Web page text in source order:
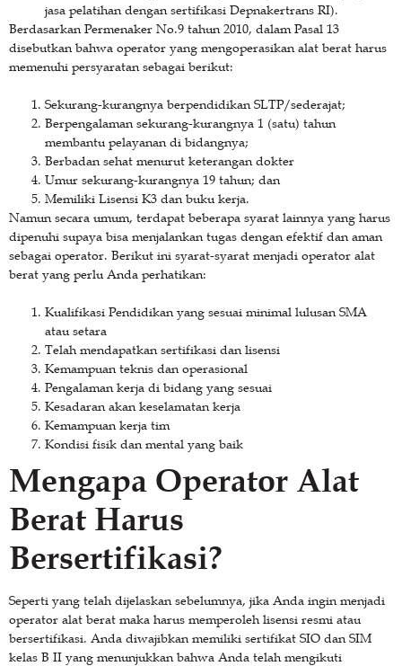
jasa pelatihan dengan sertifikasi Depnakertrans RI).
Berdasarkan Permenaker No.9 tahun 2010, dalam Pasal 13
disebutkan bahwa operator yang mengoperasikan alat berat harus
memenuhi persyaratan sebagai berikut:
Sekurang-kurangnya berpendidikan SLTP/sederajat;
Berpengalaman sekurang-kurangnya 1 (satu) tahun
membantu pelayanan di bidangnya;
Berbadan sehat menurut keterangan dokter
Umur sekurang-kurangnya 19 tahun; dan
Memiliki Lisensi K3 dan buku kerja.
Namun secara umum, terdapat beberapa syarat lainnya yang harus
dipenuhi supaya bisa menjalankan tugas dengan efektif dan aman
sebagai operator. Berikut ini syarat-syarat menjadi operator alat
berat yang perlu Anda perhatikan:
Kualifikasi Pendidikan yang sesuai minimal lulusan SMA
atau setara
Telah mendapatkan sertifikasi dan lisensi
Kemampuan teknis dan operasional
Pengalaman kerja di bidang yang sesuai
Kesadaran akan keselamatan kerja
Kemampuan kerja tim
Kondisi fisik dan mental yang baik
Mengapa Operator Alat
Berat Harus
Bersertifikasi?
Seperti yang telah dijelaskan sebelumnya, jika Anda ingin menjadi
operator alat berat maka harus memperoleh lisensi resmi atau
bersertifikasi. Anda diwajibkan memiliki sertifikat SIO dan SIM
kelas B II yang menunjukkan bahwa Anda telah mengikuti